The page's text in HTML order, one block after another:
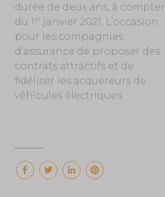
durée de deux ans, à compter
du 1er janvier 2021. L’occasion
pour les compagnies
d’assurance de proposer des
contrats attractifs et de
fidéliser les acquéreurs de
véhicules électriques.